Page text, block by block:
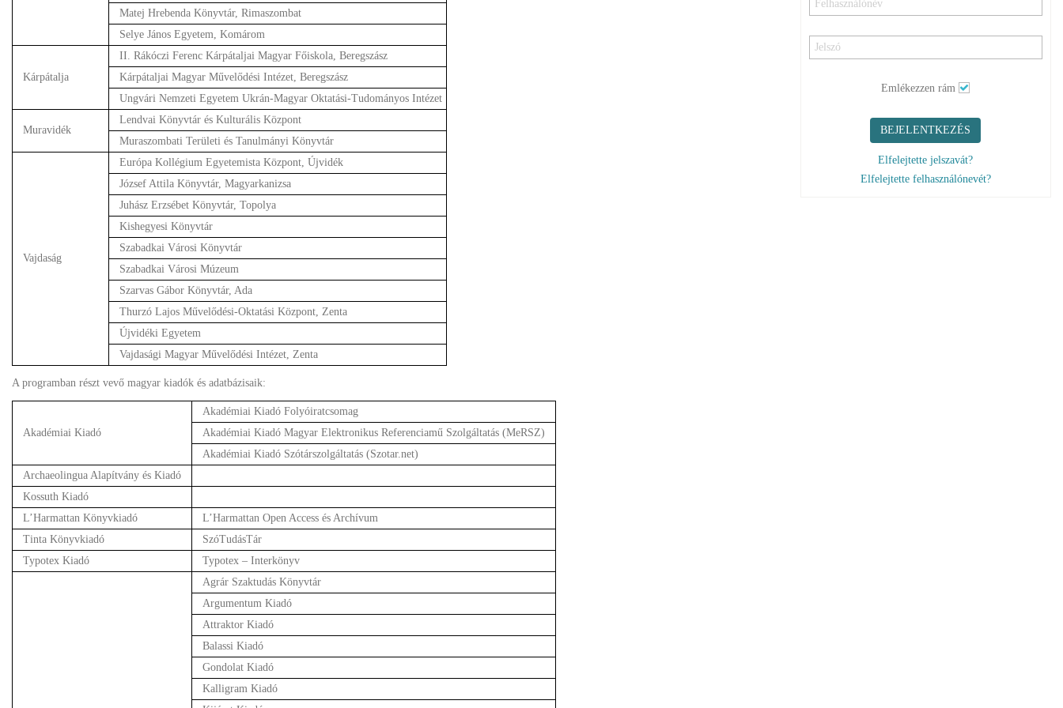
Matej Hrebenda Könyvtár, Rimaszombat
Selye János Egyetem, Komárom
Kárpátalja
II. Rákóczi Ferenc Kárpátaljai Magyar Főiskola, Beregszász
Kárpátaljai Magyar Művelődési Intézet, Beregszász
Ungvári Nemzeti Egyetem Ukrán-Magyar Oktatási-Tudományos Intézet
Muravidék
Lendvai Könyvtár és Kulturális Központ
Muraszombati Területi és Tanulmányi Könyvtár
Vajdaság
Európa Kollégium Egyetemista Központ, Újvidék
József Attila Könyvtár, Magyarkanizsa
Juhász Erzsébet Könyvtár, Topolya
Kishegyesi Könyvtár
Szabadkai Városi Könyvtár
Szabadkai Városi Múzeum
Szarvas Gábor Könyvtár, Ada
Thurzó Lajos Művelődési-Oktatási Központ, Zenta
Újvidéki Egyetem
Vajdasági Magyar Művelődési Intézet, Zenta
A programban részt vevő magyar kiadók és adatbázisaik:
Akadémiai Kiadó
Akadémiai Kiadó Folyóiratcsomag
Akadémiai Kiadó Magyar Elektronikus Referenciamű Szolgáltatás (MeRSZ)
Akadémiai Kiadó Szótárszolgáltatás (Szotar.net)
Archaeolingua Alapítvány és Kiadó
Kossuth Kiadó
L’Harmattan Könyvkiadó
L’Harmattan Open Access és Archívum
Tinta Könyvkiadó
SzóTudásTár
Typotex Kiadó
Typotex – Interkönyv
Agrár Szaktudás Könyvtár
Argumentum Kiadó
Attraktor Kiadó
Balassi Kiadó
Gondolat Kiadó
Kalligram Kiadó
Emlékezzen rám
BEJELENTKEZÉS
Elfelejtette jelszavát?
Elfelejtette felhasználónevét?